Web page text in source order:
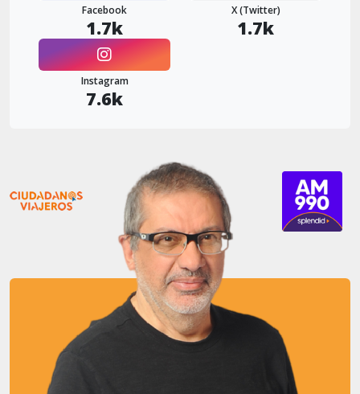
Facebook
1.7k
X (Twitter)
1.7k
Instagram
7.6k